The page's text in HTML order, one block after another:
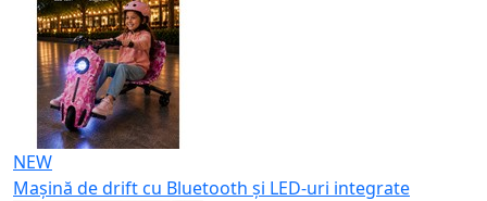
NEW
Mașină de drift cu Bluetooth și LED-uri integrate